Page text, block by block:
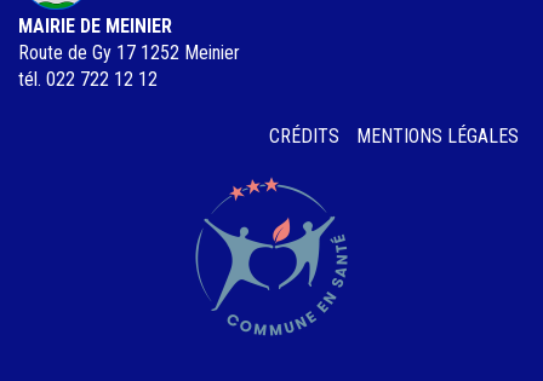
MAIRIE DE MEINIER
Route de Gy 17 1252 Meinier
tél. 022 722 12 12
CRÉDITS MENTIONS LÉGALES